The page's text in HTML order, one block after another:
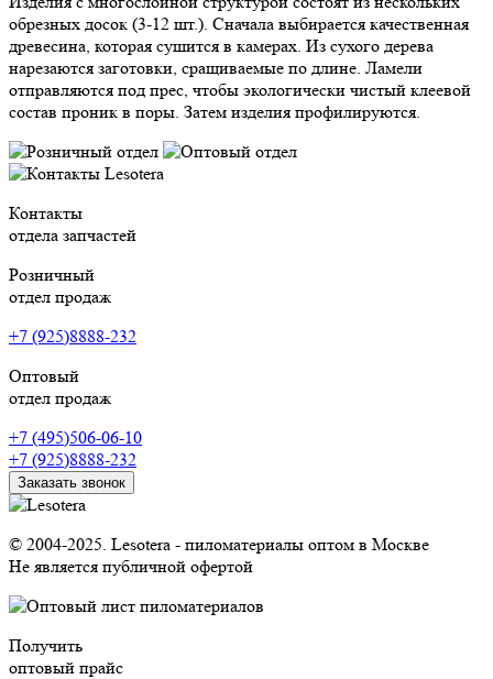
обрезных досок (3-12 шт.). Сначала выбирается качественная
древесина, которая сушится в камерах. Из сухого дерева
нарезаются заготовки, сращиваемые по длине. Ламели
отправляются под прес, чтобы экологически чистый клеевой
состав проник в поры. Затем изделия профилируются.
Контакты
отдела запчастей
Розничный
отдел продаж
+7 (925)8888-232
Оптовый
отдел продаж
+7 (495)506-06-10
+7 (925)8888-232
Заказать звонок
© 2004-2025. Lesotera - пиломатериалы оптом в Москве
Не является публичной офертой
Получить
оптовый прайс